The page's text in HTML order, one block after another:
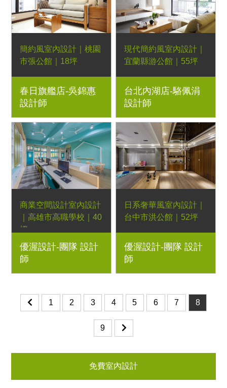
櫃｜室內設計、室內裝
潢、舊屋翻新、新屋裝
潢、實木家具規劃
簡約風室內設計｜桃園
市張公館｜18坪
系統櫃、實木床架、實
木沙發、收納櫃、實木
托盤｜小坪數規劃、實
木家具規劃、室內設
計、室內裝潢、舊屋翻
新、新屋裝潢
春日旗艦店-吳錦惠
設計師
現代簡約風室內設計｜
宜蘭縣游公館｜55坪
2房2廳｜梣木餐桌、餐
椅、邊几、茶几、實木
衣櫃｜室內設計、室內
裝潢、舊屋翻新、新屋
裝潢、實木家具規劃
台北內湖店-駱佩涓
設計師
商業空間設計室內設計
｜高雄市高職學校｜40
坪
梣木實木單椅｜室內設
計、室內裝潢、舊屋翻
優渥設計-團隊 設計
師
日系奢華風室內設計｜
台中市洪公館｜52坪
3房2廳｜木作裝潢、電
視牆石材、藝術花窗、
壁面造型｜室內設計、
劃
優渥設計-團隊 設計
師
1 2 3 4 5 6 7 8
9
免費室內設計